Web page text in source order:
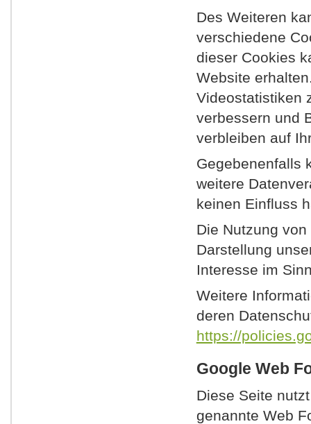
Des Weiteren
verschiedene
dieser Cookies
Website
Videostatistiken
verbessern und
verbleiben auf
Gegebenenfalls
weitere
keinen Einfluss
Die Nutzung
Darstellung
Interesse im
Weitere
deren
https://
Google Web
Diese Seite
genannte Web